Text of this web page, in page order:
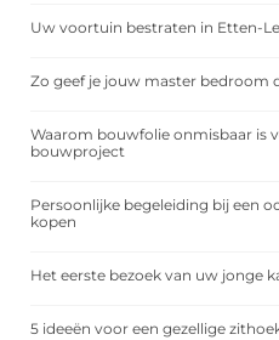
Uw voortuin bestraten in Etten-
Zo geef je jouw master bedroom
Waarom bouwfolie onmisbaar is
bouwproject
Persoonlijke begeleiding bij een
kopen
Het eerste bezoek van uw jonge
5 ideeën voor een gezellige